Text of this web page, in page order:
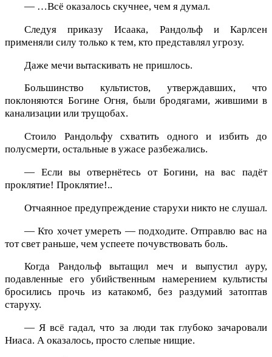
— …Всё оказалось скучнее, чем я думал.
Следуя приказу Исаака, Рандольф и Карлсен
применяли силу только к тем, кто представлял угрозу.
Даже мечи вытаскивать не пришлось.
Большинство культистов, утверждавших, что
поклоняются Богине Огня, были бродягами, жившими в
канализации или трущобах.
Стоило Рандольфу схватить одного и избить до
полусмерти, остальные в ужасе разбежались.
— Если вы отвернётесь от Богини, на вас падёт
проклятие! Проклятие!..
Отчаянное предупреждение старухи никто не слушал.
— Кто хочет умереть — подходите. Отправлю вас на
тот свет раньше, чем успеете почувствовать боль.
Когда Рандольф вытащил меч и выпустил ауру,
подавленные его убийственным намерением культисты
бросились прочь из катакомб, без раздумий затоптав
старуху.
— Я всё гадал, что за люди так глубоко зачаровали
Ниаса. А оказалось, просто слепые нищие.